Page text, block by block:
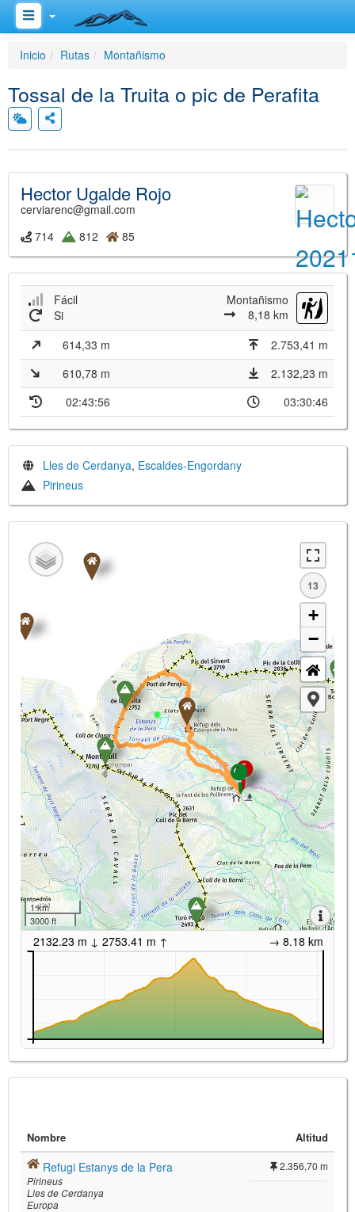
Inicio Rutas Montañismo
Tossal de la Truita o pic de Perafita
Hector Ugalde Rojo
cerviarenc@gmail.com
714
812 85
Fácil
Montañismo
8,18 km
Si
614,33 m
2.753,41 m
610,78 m
2.132,23 m
02:43:56
03:30:46
Lles de Cerdanya, Escaldes-Engordany
Pirineus
13
+
−
1 km
3000 ft
2132.23 m ↓ 2753.41 m ↑ → 8.18 km
Nombre Altitud
Refugi Estanys de la Pera
Pirineus
Lles de Cerdanya
Europa
2.356,70 m